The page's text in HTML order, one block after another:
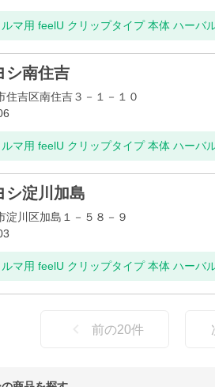
マ用 feelU クリップタイプ 本体 ハーバ
シ南住吉
住吉区南住吉３－１－１０
マ用 feelU クリップタイプ 本体 ハーバ
シ淀川加島
淀川区加島１－５８－９
マ用 feelU クリップタイプ 本体 ハーバ
前の20件